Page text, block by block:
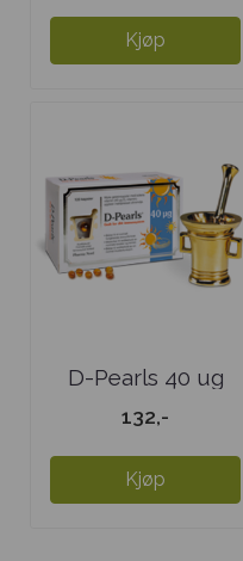
Kjøp
D-Pearls 40 ug
132,-
Kjøp